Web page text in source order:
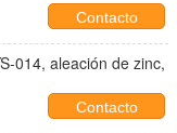
Contacto
014, aleación de zinc,
Contacto